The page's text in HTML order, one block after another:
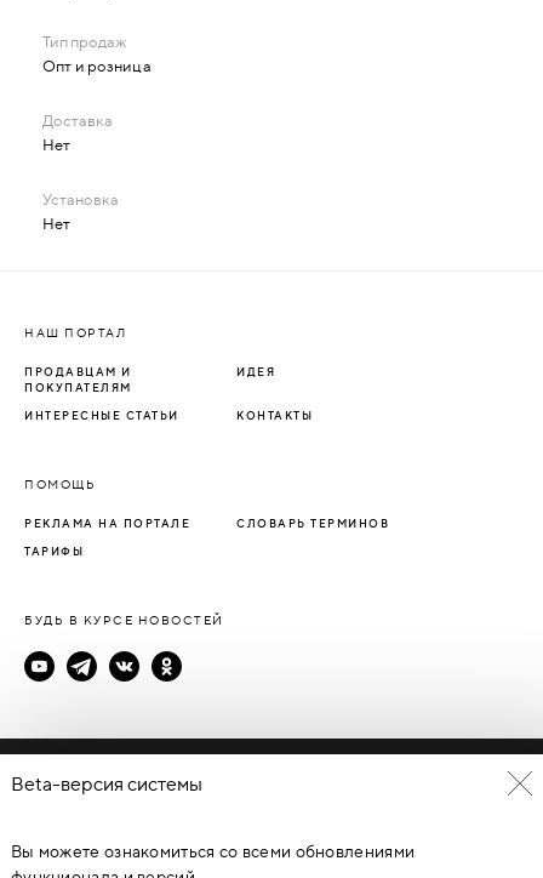
Опт и розница
Нет
Нет
НАШ ПОРТАЛ
ПРОДАВЦАМ И
ПОКУПАТЕЛЯМ
ИДЕЯ
ИНТЕРЕСНЫЕ СТАТЬИ КОНТАКТЫ
ПОМОЩЬ
РЕКЛАМА НА ПОРТАЛЕ СЛОВАРЬ ТЕРМИНОВ
ТАРИФЫ
БУДЬ В КУРСЕ НОВОСТЕЙ
Политика конфиденциальности
© Каталог дверей - DverProf, 2021-2026Материалы сайта
являются объектами авторского права. Запрещается
Beta-версия системы
Вы можете ознакомиться со всеми обновлениями